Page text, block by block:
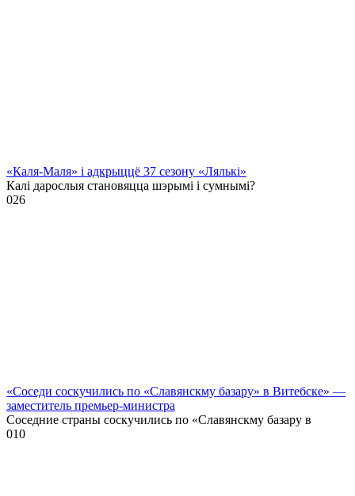
«Каля-Маля» і адкрыццё 37 сезону «Лялькі»
Калі дарослыя становяцца шэрымі і сумнымі?
026
«Соседи соскучились по «Славянскму базару» в Витебске» —
заместитель премьер-министра
Соседние страны соскучились по «Славянскму базару в
010